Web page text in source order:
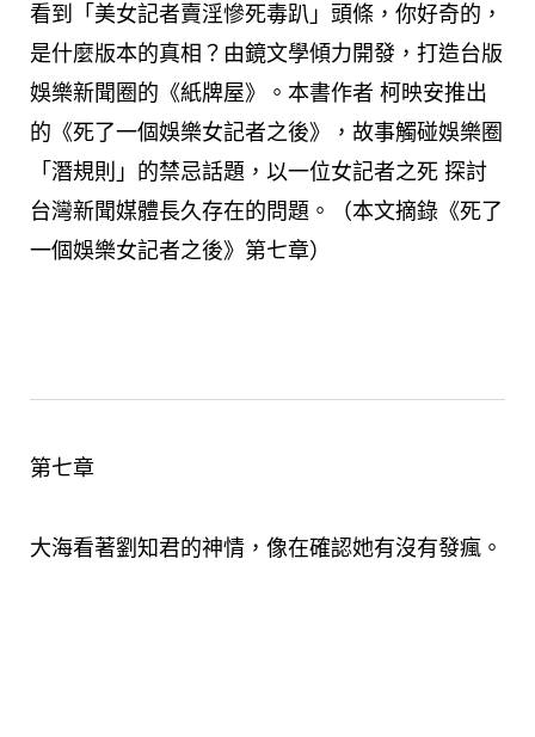
看到「美女記者賣淫慘死毒趴」頭條，你好奇的，
是什麼版本的真相？由鏡文學傾力開發，打造台版
娛樂新聞圈的《紙牌屋》。 本書作者 柯映安推出
的 《死了一個娛樂女記者之後》，故事觸碰娛樂圈
「潛規則」的禁忌話題，以一位女記者之死 探討
台灣新聞媒體長久存在的問題。（本文摘錄《死了
一個娛樂女記者之後》第七章）
第七章
大海看著劉知君的神情，像在確認她有沒有發瘋。